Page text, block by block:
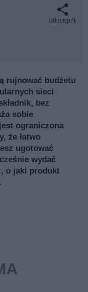
Udostępnij
rujnować budżetu
sieci
bez
sobie
ograniczona
że łatwo
ugotować
wydać
o jaki produkt